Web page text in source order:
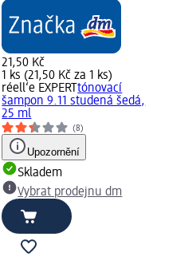
21,50 Kč
1 ks (21,50 Kč za 1 ks)
réell‘e EXPERTtónovací
šampon 9.11 studená šedá,
25 ml
(8)
Upozornění
Skladem
Vybrat prodejnu dm